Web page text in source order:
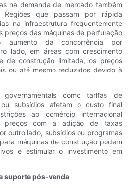
na demanda de mercado também
Regiões que passam por rápida
na infraestrutura frequentemente
preços das máquinas de perfuração
aumento da concorrência por
lado, em áreas com crescimento
de construção limitada, os preços
​​ou até mesmo reduzidos devido à
como tarifas de
ou subsídios afetam o custo final
ao comércio internacional
preços com a adição de taxas
outro lado, subsídios ou programas
máquinas de construção podem
e estimular o investimento em
suporte pós-venda